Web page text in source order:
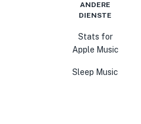
ANDERE
DIENSTE
Stats for
Apple Music
Sleep Music